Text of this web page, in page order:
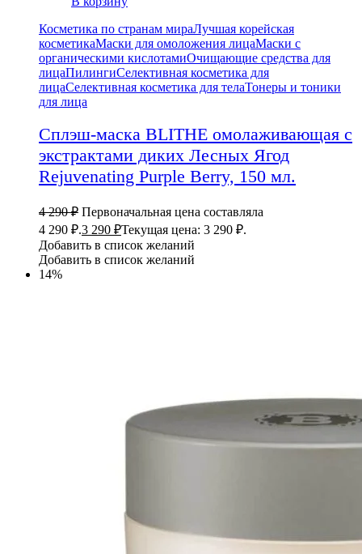
Косметика по странам мираЛучшая корейская
косметикаМаски для омоложения лицаМаски с
органическими кислотамиОчищающие средства для
лицаПилингиСелективная косметика для
лицаСелективная косметика для телаТонеры и тоники
для лица
Сплэш-маска BLITHE омолаживающая с
экстрактами диких Лесных Ягод
Rejuvenating Purple Berry, 150 мл.
4 290₽ Первоначальная цена составляла
4 290 ₽.3 290 ₽Текущая цена: 3 290 ₽.
Добавить в список желаний
Добавить в список желаний
14%